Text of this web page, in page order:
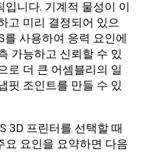
입니다. 기계적 물성이 이
고 미리 결정되어 있으
를 사용하여 응력 요인에
가능하고 신뢰할 수 있
로 더 큰 어셈블리의 일
핏 조인트를 만들 수 있
3D 프린터를 선택할 때
요 요인을 요약하면 다음